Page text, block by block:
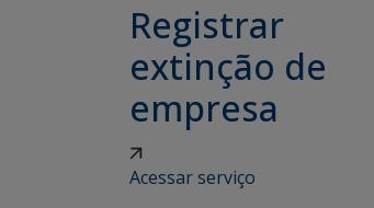
Registrar
extinção de
empresa
Acessar serviço